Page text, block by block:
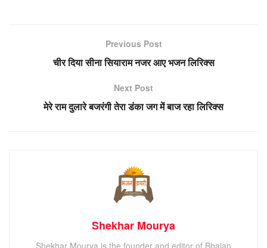
Previous Post
चीर दिया सीना सियाराम नजर आए भजन लिरिक्स
Next Post
मेरे राम दुलारे बजरंगी तेरा डंका जग में बाज रहा लिरिक्स
Shekhar Mourya
Shekhar Mourya is the founder and editor of Bhajan